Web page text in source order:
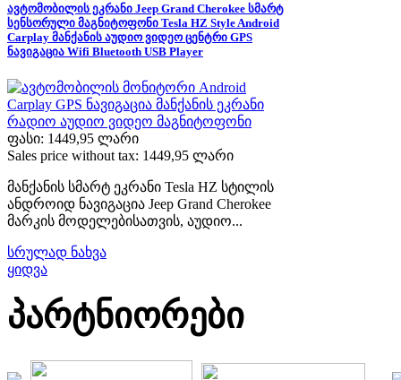
ავტომობილის ეკრანი Jeep Grand Cherokee სმარტ
სენსორული მაგნიტოფონი Tesla HZ Style Android
Carplay მანქანის აუდიო ვიდეო ცენტრი GPS
ნავიგაცია Wifi Bluetooth USB Player
ფასი: 1449,95 ლარი
Sales price without tax: 1449,95 ლარი
მანქანის სმარტ ეკრანი Tesla HZ სტილის
ანდროიდ ნავიგაცია Jeep Grand Cherokee
მარკის მოდელებისათვის, აუდიო...
სრულად ნახვა
ყიდვა
პარტნიორები